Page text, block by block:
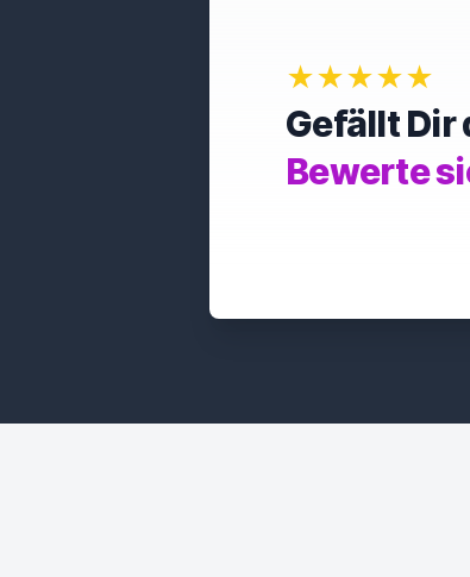
★★★★★
Gefällt Dir
Bewerte